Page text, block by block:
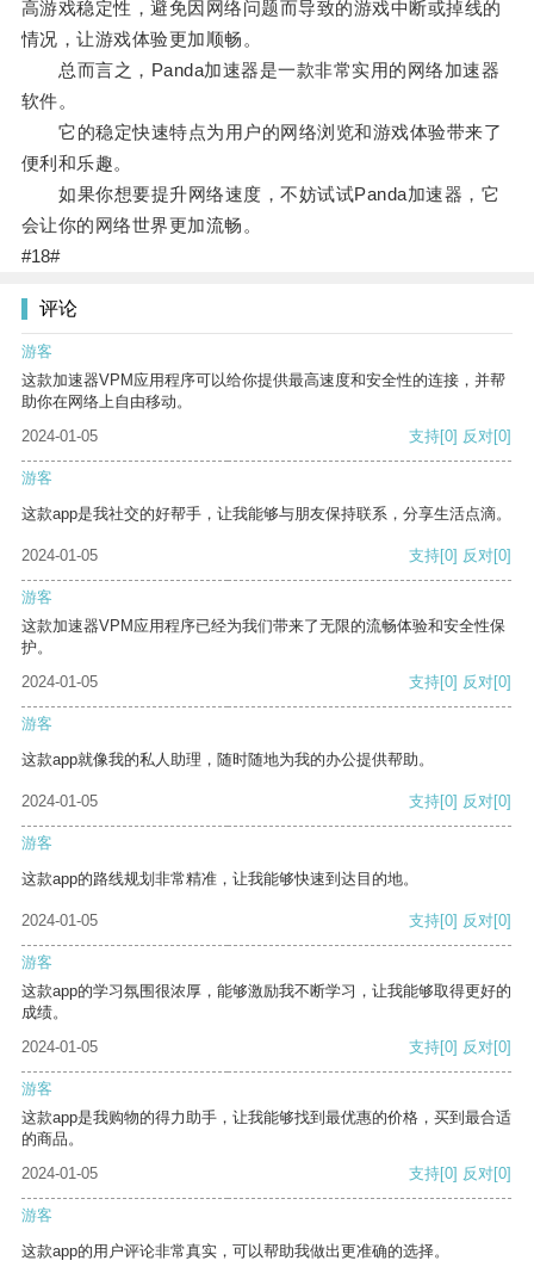
高游戏稳定性，避免因网络问题而导致的游戏中断或掉线的
情况，让游戏体验更加顺畅。
总而言之，Panda加速器是一款非常实用的网络加速器
软件。
它的稳定快速特点为用户的网络浏览和游戏体验带来了
便利和乐趣。
如果你想要提升网络速度，不妨试试Panda加速器，它
会让你的网络世界更加流畅。
#18#
评论
游客
这款加速器VPM应用程序可以给你提供最高速度和安全性的连接，并帮
助你在网络上自由移动。
2024-01-05
支持[0] 反对[0]
游客
这款app是我社交的好帮手，让我能够与朋友保持联系，分享生活点滴。
2024-01-05 支持[0] 反对[0]
游客
这款加速器VPM应用程序已经为我们带来了无限的流畅体验和安全性保
护。
2024-01-05
支持[0] 反对[0]
游客
这款app就像我的私人助理，随时随地为我的办公提供帮助。
2024-01-05 支持[0] 反对[0]
游客
这款app的路线规划非常精准，让我能够快速到达目的地。
2024-01-05 支持[0] 反对[0]
游客
这款app的学习氛围很浓厚，能够激励我不断学习，让我能够取得更好的
成绩。
2024-01-05
支持[0] 反对[0]
游客
这款app是我购物的得力助手，让我能够找到最优惠的价格，买到最合适
的商品。
2024-01-05
支持[0] 反对[0]
游客
这款app的用户评论非常真实，可以帮助我做出更准确的选择。